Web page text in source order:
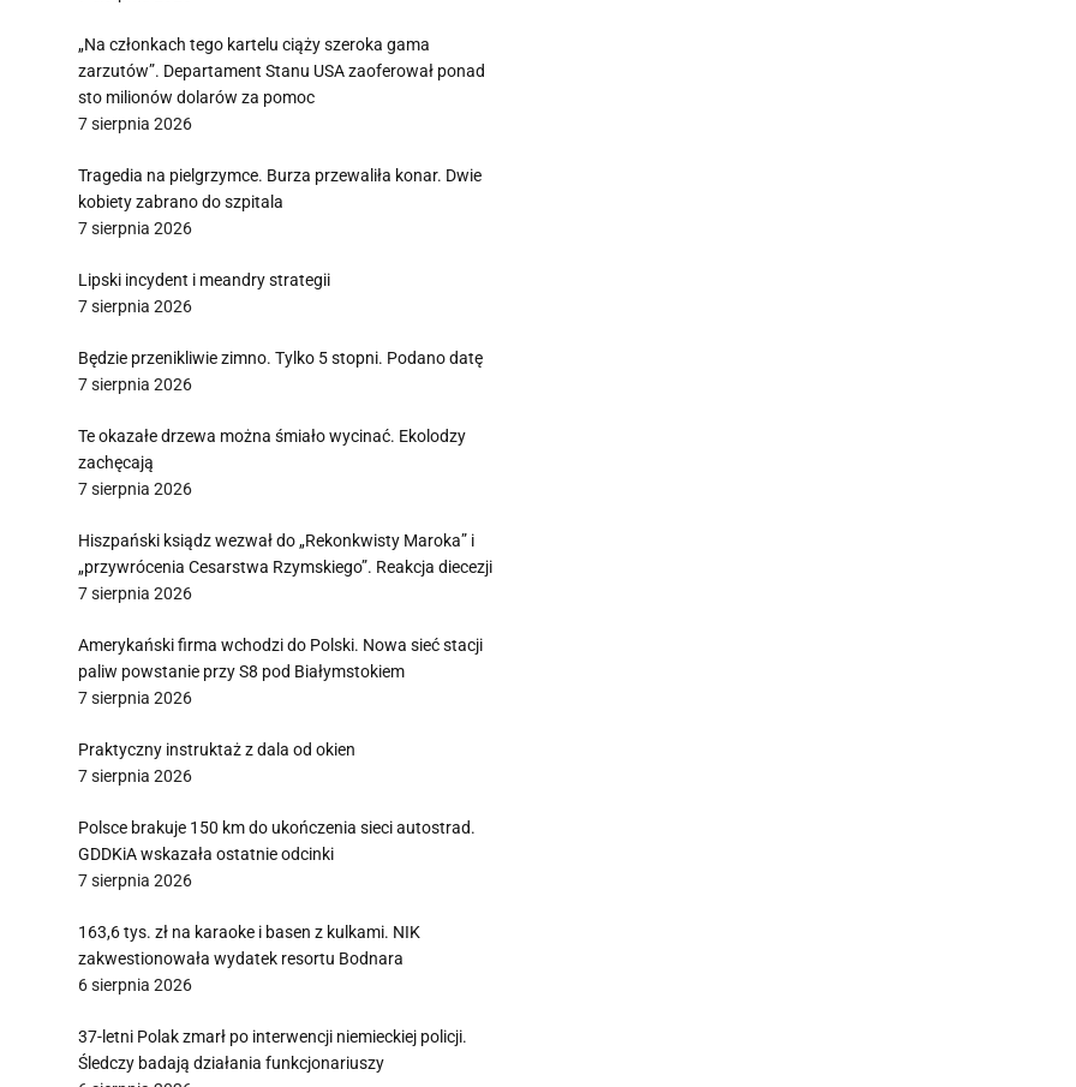
„Na członkach tego kartelu ciąży szeroka gama
zarzutów”. Departament Stanu USA zaoferował ponad
sto milionów dolarów za pomoc
7 sierpnia 2026
Tragedia na pielgrzymce. Burza przewaliła konar. Dwie
kobiety zabrano do szpitala
7 sierpnia 2026
Lipski incydent i meandry strategii
7 sierpnia 2026
Będzie przenikliwie zimno. Tylko 5 stopni. Podano datę
7 sierpnia 2026
Te okazałe drzewa można śmiało wycinać. Ekolodzy
zachęcają
7 sierpnia 2026
Hiszpański ksiądz wezwał do „Rekonkwisty Maroka” i
„przywrócenia Cesarstwa Rzymskiego”. Reakcja diecezji
7 sierpnia 2026
Amerykański firma wchodzi do Polski. Nowa sieć stacji
paliw powstanie przy S8 pod Białymstokiem
7 sierpnia 2026
Praktyczny instruktaż z dala od okien
7 sierpnia 2026
Polsce brakuje 150 km do ukończenia sieci autostrad.
GDDKiA wskazała ostatnie odcinki
7 sierpnia 2026
163,6 tys. zł na karaoke i basen z kulkami. NIK
zakwestionowała wydatek resortu Bodnara
6 sierpnia 2026
37-letni Polak zmarł po interwencji niemieckiej policji.
Śledczy badają działania funkcjonariuszy